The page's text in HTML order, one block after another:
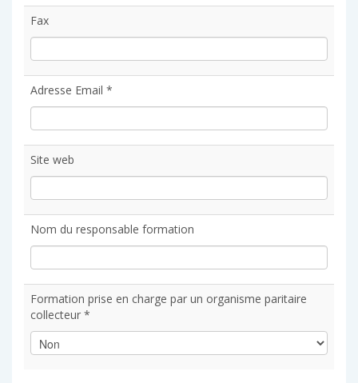
Fax
Adresse Email *
Site web
Nom du responsable formation
Formation prise en charge par un organisme paritaire
collecteur *